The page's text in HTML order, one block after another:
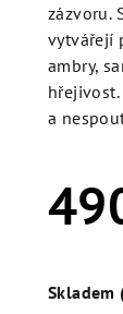
hvězdiček.
zázvoru.
vytvářejí
ambry,
hřejivost.
a
cena:
Skladem